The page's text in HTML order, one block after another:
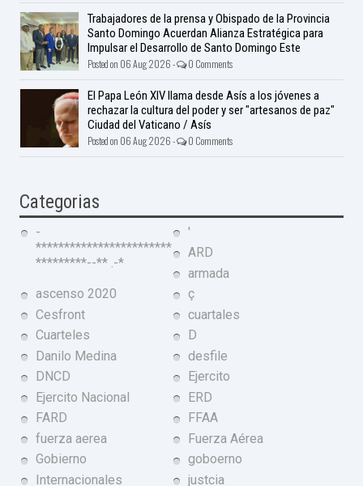
Trabajadores de la prensa y Obispado de la Provincia
Santo Domingo Acuerdan Alianza Estratégica para
Impulsar el Desarrollo de Santo Domingo Este
Posted on 06 Aug 2026 - 0 Comments
El Papa León XIV llama desde Asís a los jóvenes a
rechazar la cultura del poder y ser "artesanos de paz"
Ciudad del Vaticano / Asís
Posted on 06 Aug 2026 - 0 Comments
Categorias
-
************************
*********--** .-*
'
ARD
armada
ascenso 2020
ç
Cesfront
cuartales
Cuarteles
D
Danilo Medina
desfile
DNCD
Ejercito
Ejercito Nacional
ERD
FARD
FFAA
fuerza aerea
Fuerza Aérea
Gobierno
goboerno
Internacionales
justcia